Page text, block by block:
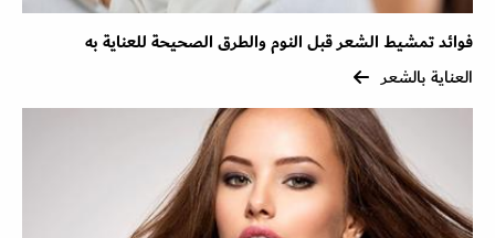
فوائد تمشيط الشعر قبل النوم والطرق الصحيحة للعناية به
العناية بالشعر